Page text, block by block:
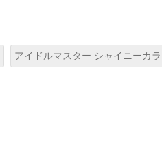
アイドルマスター シャイニーカ